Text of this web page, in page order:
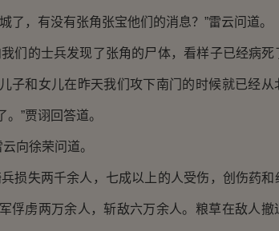
，有没有张角张宝他们的消息？”雷云问道。
的士兵发现了张角的尸体，看样子已经病死
子和女儿在昨天我们攻下南门的时候就已经从
”贾诩回答道。
向徐荣问道。
失两千余人，七成以上的人受伤，创伤药和
俘虏两万余人，斩敌六万余人。粮草在敌人撤